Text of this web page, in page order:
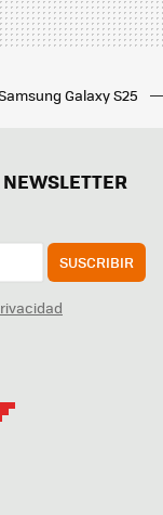
Galaxy S25
SUSCRIBIR